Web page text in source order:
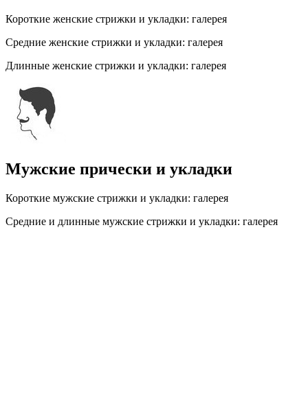
Короткие женские стрижки и укладки: галерея
Средние женские стрижки и укладки: галерея
Длинные женские стрижки и укладки: галерея
Мужские прически и укладки
Короткие мужские стрижки и укладки: галерея
Средние и длинные мужские стрижки и укладки: галерея